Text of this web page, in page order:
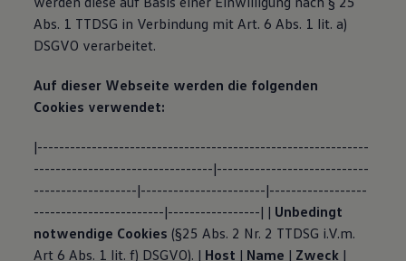
Abs. 1 TTDSG in Verbindung mit Art. 6 Abs. 1 lit. a)
DSGVO verarbeitet.
Auf dieser Webseite werden die folgenden
Cookies verwendet:
|-------------------------------------------------------------
---------------------------------|----------------------------
-------------------|-----------------------|------------------
------------------------|-----------------| | Unbedingt
notwendige Cookies (§25 Abs. 2 Nr. 2 TTDSG i.V.m.
Art 6 Abs. 1 lit. f) DSGVO). | Host | Name | Zweck |